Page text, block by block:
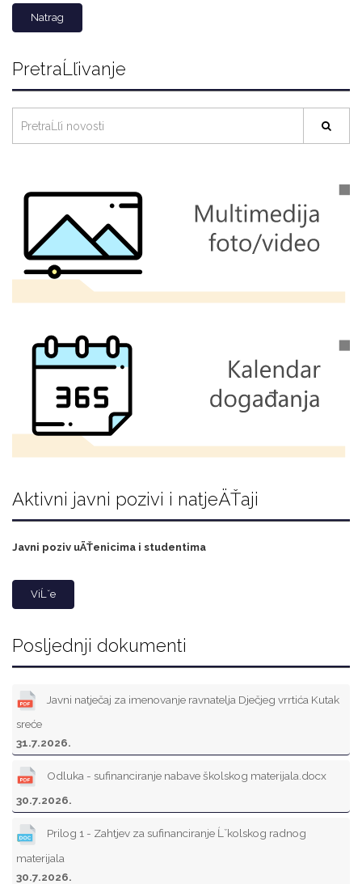
Natrag
PretraĹľivanje
Aktivni javni pozivi i natjeÄŤaji
Javni poziv uÄŤenicima i studentima
ViĹˇe
Posljednji dokumenti
Javni natječaj za imenovanje ravnatelja Dječjeg vrrtića Kutak
sreće
31.7.2026.
Odluka - sufinanciranje nabave školskog materijala.docx
30.7.2026.
Prilog 1 - Zahtjev za sufinanciranje Ĺˇkolskog radnog
materijala
30.7.2026.